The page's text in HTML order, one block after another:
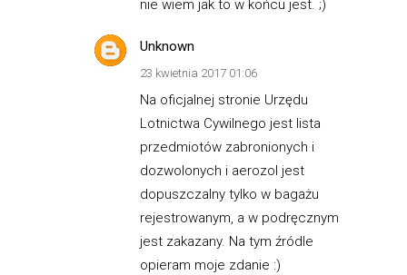
nie wiem jak to w końcu jest. ;)
Unknown
23 kwietnia 2017 01:06
Na oficjalnej stronie Urzędu
Lotnictwa Cywilnego jest lista
przedmiotów zabronionych i
dozwolonych i aerozol jest
dopuszczalny tylko w bagażu
rejestrowanym, a w podręcznym
jest zakazany. Na tym źródle
opieram moje zdanie :)